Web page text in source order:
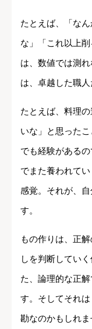
たとえば、「な
な」「これ以上
は、数値では測
は、卓越した職
たとえば、料理
いな」と思った
でも経験がある
でまた養われて
感覚。それが、
す。
もの作りは、正
しを判断してい
た、論理的な正
す。そしてそれ
勘なのかもしれま